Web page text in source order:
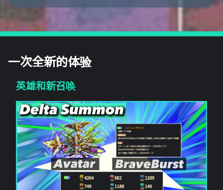
一次全新的体验
英雄和新召唤